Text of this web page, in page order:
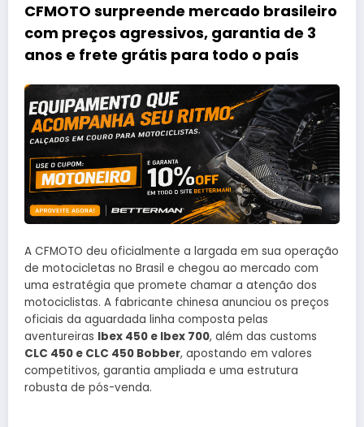
CFMOTO surpreende mercado brasileiro
com preços agressivos, garantia de 3
anos e frete grátis para todo o país
A CFMOTO deu oficialmente a largada em sua operação
de motocicletas no Brasil e chegou ao mercado com
uma estratégia que promete chamar a atenção dos
motociclistas. A fabricante chinesa anunciou os preços
oficiais da aguardada linha composta pelas
aventureiras Ibex 450 e Ibex 700, além das customs
CLC 450 e CLC 450 Bobber, apostando em valores
competitivos, garantia ampliada e uma estrutura
robusta de pós-venda.